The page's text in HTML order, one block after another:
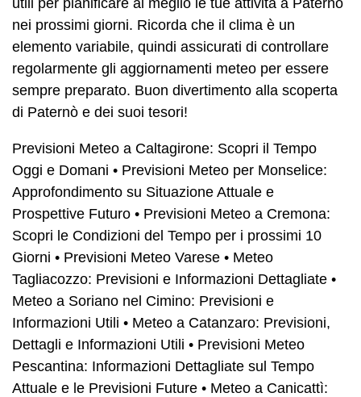
nei prossimi giorni. Ricorda che il clima è un
elemento variabile, quindi assicurati di controllare
regolarmente gli aggiornamenti meteo per essere
sempre preparato. Buon divertimento alla scoperta
di Paternò e dei suoi tesori!
Previsioni Meteo a Caltagirone: Scopri il Tempo
Oggi e Domani • Previsioni Meteo per Monselice:
Approfondimento su Situazione Attuale e
Prospettive Futuro • Previsioni Meteo a Cremona:
Scopri le Condizioni del Tempo per i prossimi 10
Giorni • Previsioni Meteo Varese • Meteo
Tagliacozzo: Previsioni e Informazioni Dettagliate •
Meteo a Soriano nel Cimino: Previsioni e
Informazioni Utili • Meteo a Catanzaro: Previsioni,
Dettagli e Informazioni Utili • Previsioni Meteo
Pescantina: Informazioni Dettagliate sul Tempo
Attuale e le Previsioni Future • Meteo a Canicattì: